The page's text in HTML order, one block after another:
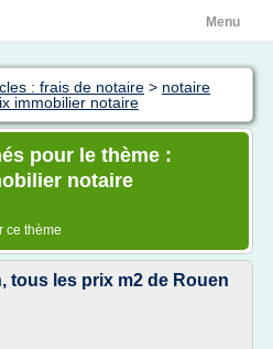
Menu
: frais de notaire > notaire
immobilier notaire
pour le thème :
notaire
ce thème
tous les prix m2 de Rouen